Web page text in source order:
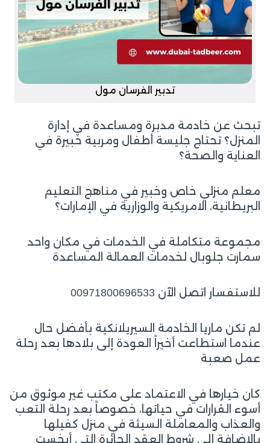
تدبير الفرسان مول
تبحث عن خادمة مدبرة ومساعدة في إدارة
المنزل؟ تحتاج جليسة أطفال ومربية خبيرة في
العناية والصحة؟
معلم منزلي خاص وخبير في مناهج التعليم
البريطانية، الامريكية والوزارية في الإمارات؟
مجموعة متكاملة في الخدمات في مكان واحد
سمارت جلوبال لخدمات العمالة المساعدة
للاستفسار اتصل الآن 00971800696533
لم تكن ماريا الخادمة السيريلانكية بأفضل حال
عندما استطاعت أخيراً العودة إلى بلادها بعد رحلة
عمل صعبة
كان خيارها في الاعتماد على مكتب غير موثوق من
أسوء القرارات في حياتها، خصوصاً بعد رحلة التعب
والعذاب والمعاملة السيئة في منزل كفيلها
بالإضافة إلى شروط العقد الجائرة التي أبخست